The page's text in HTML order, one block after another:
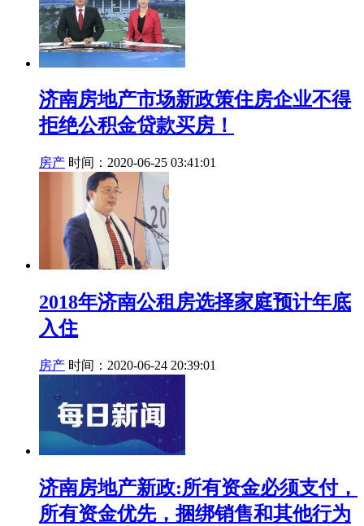
济南房地产市场新政策住房企业不得
拒绝公积金贷款买房！
房产 时间：2020-06-25 03:41:01
2018年济南公租房选择家庭预计年底
入住
房产 时间：2020-06-24 20:39:01
济南房地产新政:所有资金必须支付，
所有资金优先，捆绑销售和其他行为